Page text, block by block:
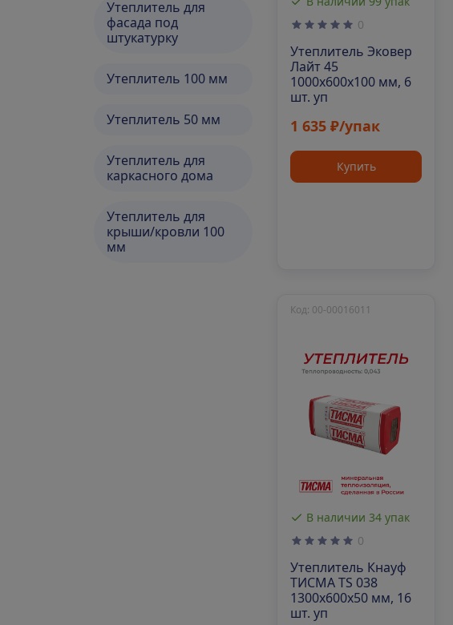
Утеплитель для
фасада под
штукатурку
Утеплитель 100 мм
Утеплитель 50 мм
Утеплитель для
каркасного дома
Утеплитель для
крыши/кровли 100
мм
0
Утеплитель Эковер
Лайт 45
1000х600х100 мм, 6
шт. уп
1 635 ₽/упак
Купить
В наличии 34 упак
Код: 00-00016011
0
Утеплитель Кнауф
ТИСМА TS 038
1300х600х50 мм, 16
шт. уп